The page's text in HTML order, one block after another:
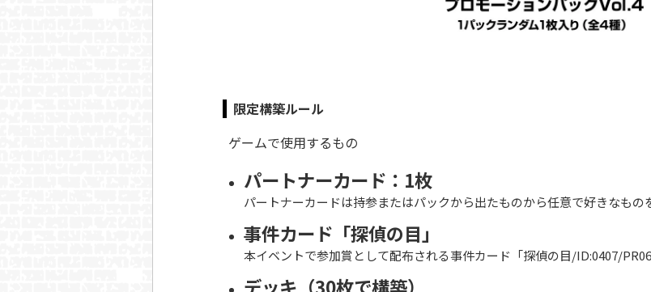
限定構築ルール
ゲームで使用するもの
パートナーカード：1枚
パートナーカードは持参またはパックから出たものから任意で好きなもの
事件カード「探偵の目」
本イベントで参加賞として配布される事件カード「探偵の目/ID:0407/
デッキ（30枚で構築）